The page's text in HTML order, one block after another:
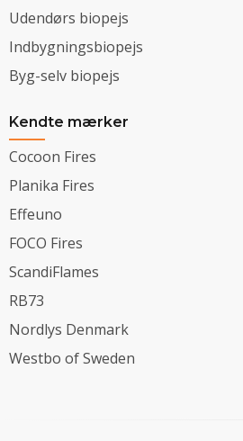
Udendørs biopejs
Indbygningsbiopejs
Byg-selv biopejs
Kendte mærker
Cocoon Fires
Planika Fires
Effeuno
FOCO Fires
ScandiFlames
RB73
Nordlys Denmark
Westbo of Sweden